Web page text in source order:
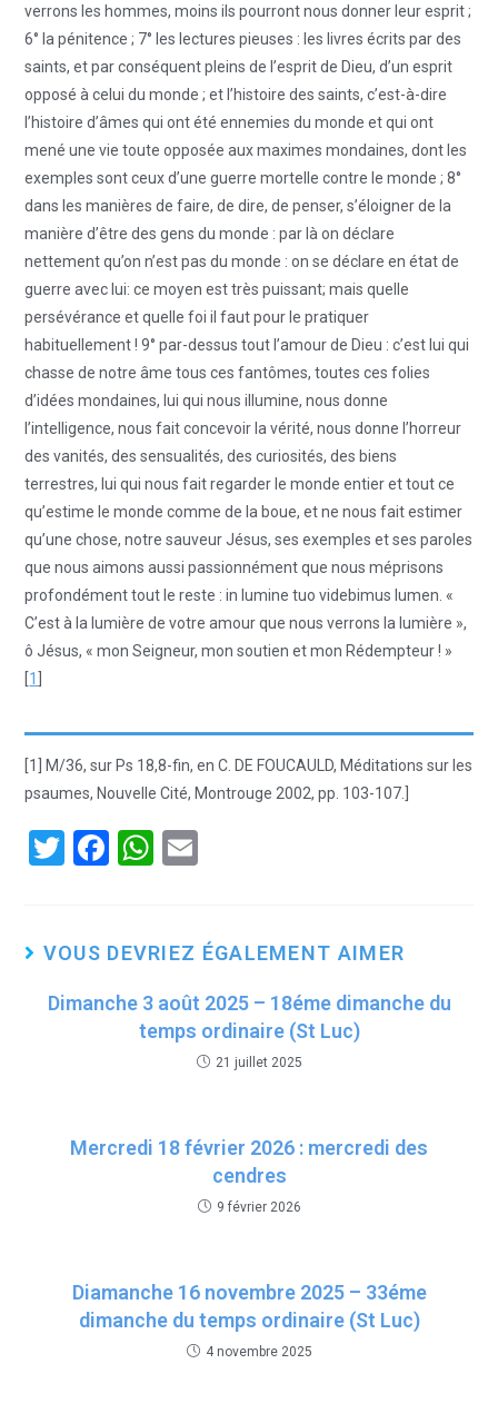
verrons les hommes, moins ils pourront nous donner leur esprit ;
6° la pénitence ; 7° les lectures pieuses : les livres écrits par des
saints, et par conséquent pleins de l’esprit de Dieu, d’un esprit
opposé à celui du monde ; et l’histoire des saints, c’est-à-dire
l’histoire d’âmes qui ont été ennemies du monde et qui ont
mené une vie toute opposée aux maximes mondaines, dont les
exemples sont ceux d’une guerre mortelle contre le monde ; 8°
dans les manières de faire, de dire, de penser, s’éloigner de la
manière d’être des gens du monde : par là on déclare
nettement qu’on n’est pas du monde : on se déclare en état de
guerre avec lui: ce moyen est très puissant; mais quelle
persévérance et quelle foi il faut pour le pratiquer
habituellement ! 9° par-dessus tout l’amour de Dieu : c’est lui qui
chasse de notre âme tous ces fantômes, toutes ces folies
d’idées mondaines, lui qui nous illumine, nous donne
l’intelligence, nous fait concevoir la vérité, nous donne l’horreur
des vanités, des sensualités, des curiosités, des biens
terrestres, lui qui nous fait regarder le monde entier et tout ce
qu’estime le monde comme de la boue, et ne nous fait estimer
qu’une chose, notre sauveur Jésus, ses exemples et ses paroles
que nous aimons aussi passionnément que nous méprisons
profondément tout le reste : in lumine tuo videbimus lumen. «
C’est à la lumière de votre amour que nous verrons la lumière »,
ô Jésus, « mon Seigneur, mon soutien et mon Rédempteur ! »
[1]
[1] M/36, sur Ps 18,8-fin, en C. DE FOUCAULD, Méditations sur les
psaumes, Nouvelle Cité, Montrouge 2002, pp. 103-107.]
T
er
F
b
o
W
s
A
p
VOUS DEVRIEZ ÉGALEMENT AIMER
Dimanche 3 août 2025 – 18éme dimanche du
temps ordinaire (St Luc)
21 juillet 2025
Mercredi 18 février 2026 : mercredi des
cendres
9 février 2026
Diamanche 16 novembre 2025 – 33éme
dimanche du temps ordinaire (St Luc)
4 novembre 2025